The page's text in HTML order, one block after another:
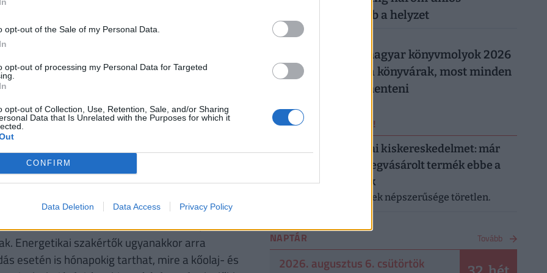
opt-out of the Sale of my Personal Data.
opt-out of processing my Personal Data for Targeted
opt-out of Collection, Use, Retention, Sale, and/or Sharing
Data that Is Unrelated with the Purposes for which it
CONFIRM
Data Deletion Data Access Privacy Policy
urán megtartásához, amelyből a szakértők
Egyesült Államok ugyanakkor az urán Iránból
már fel is ajánlotta a segítségét.
vallási és politikai vezetője, Ali Hámenei
a fegyveres konfliktus kezdete óta nem jelent
az ő jóváhagyására is szükség volt. A
is felszínre kerültek, az iráni kormány
jelentősen gyengíti Teherán tárgyalási
áratöbb mint 4 dollárral csökkent,
Energetikai szakértők ugyanakkor arra
esetén is hónapokig tarthat, mire a kőolaj- és
országban rosszabb a helyzet
2026. augusztus 5.
Így trükköznek a magyar könyvmolyok 2026
nyarán: elszálltak a könyvárak, most minden
forintot meg kell menteni
ERRŐL NE MARADJ LE!
Letarolták az európai kiskereskedelmet: már
minden második megvásárolt termék ebbe a
kategóriába tartozik
A saját márkás termékek népszerűsége töretlen.
NAPTÁR Tovább
2026. augusztus 6. csütörtök